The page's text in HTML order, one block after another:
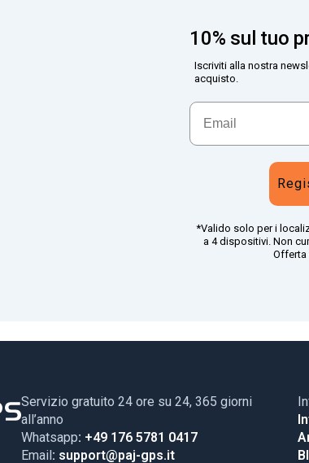
10% sul tuo
Iscriviti alla nostra
acquisto.
*Valido solo per i
a 4 dispositivi. Non
Offerta
Servizio gratuito 24 ore su 24, 365 giorni
all’anno
Whatsapp: +49 176 5781 0417
Email : support@paj-gps.it